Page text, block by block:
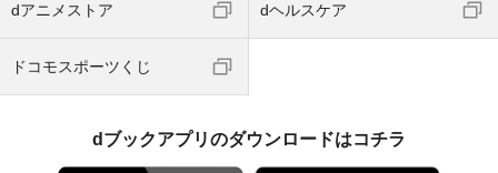
dアニメストア dヘルスケア
ドコモスポーツくじ
dブックアプリのダウンロードはコチラ